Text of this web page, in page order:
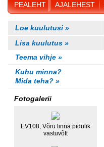
PEALEHT AJALEHEST
Loe kuulutusi »
Lisa kuulutus »
Teema vihje »
Kuhu minna?
Mida teha? »
Fotogalerii
EV108, Võru linna pidulik
vastuvõtt